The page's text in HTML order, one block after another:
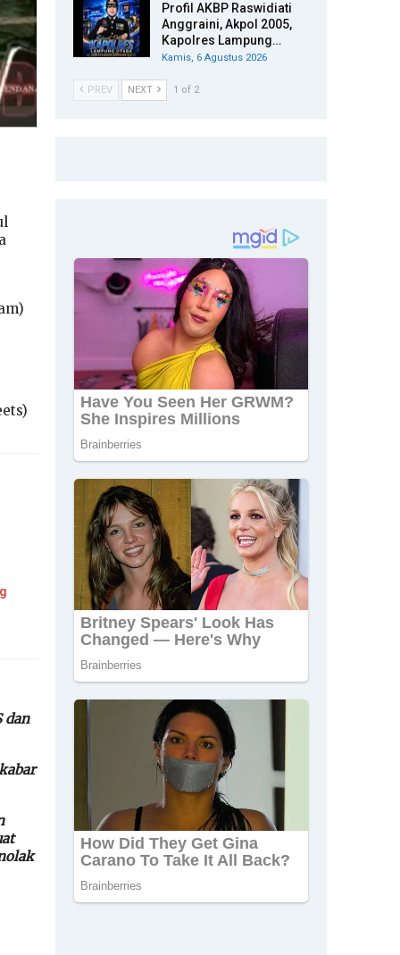
dan
Profil AKBP Raswidiati
Anggraini, Akpol 2005,
Kapolres Lampung…
Kamis, 6 Agustus 2026
PREV NEXT 1 of 2